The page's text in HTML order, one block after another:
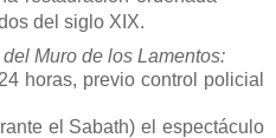
del siglo XIX.
Muro de los Lamentos:
horas, previo control policial
el Sabath) el espectáculo